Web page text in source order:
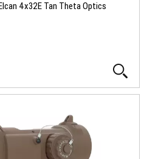
4x32E Tan Theta Optics